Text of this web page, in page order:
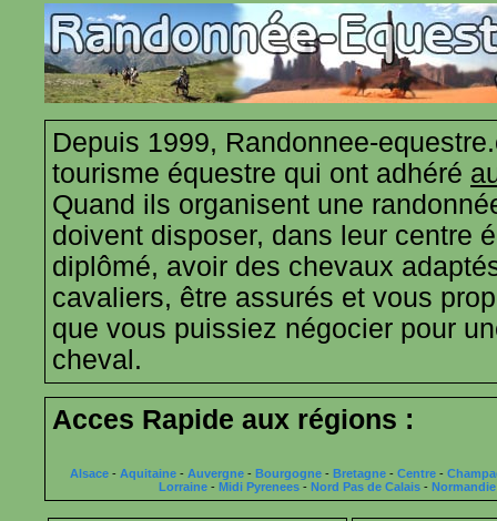
Depuis 1999, Randonnee-
tourisme équestre qui ont adhéré
Quand ils organisent une
doivent disposer, dans leur centre
diplômé, avoir des chevaux
cavaliers, être assurés et vous
que vous puissiez négocier pour
cheval.
Acces Rapide aux régions :
Alsace - Aquitaine - Auvergne - Bourgogne - Bretagne - Centre -
Lorraine- Midi Pyrenees- Nord Pas de Calais- Normandie